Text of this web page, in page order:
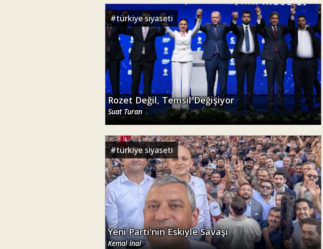
#türkiye siyaseti
Rozet Değil, Temsil Değişiyor
Suat Turan
#türkiye siyaseti
Yeni Parti'nin Eskiyle Savaşı
Kemal İnal